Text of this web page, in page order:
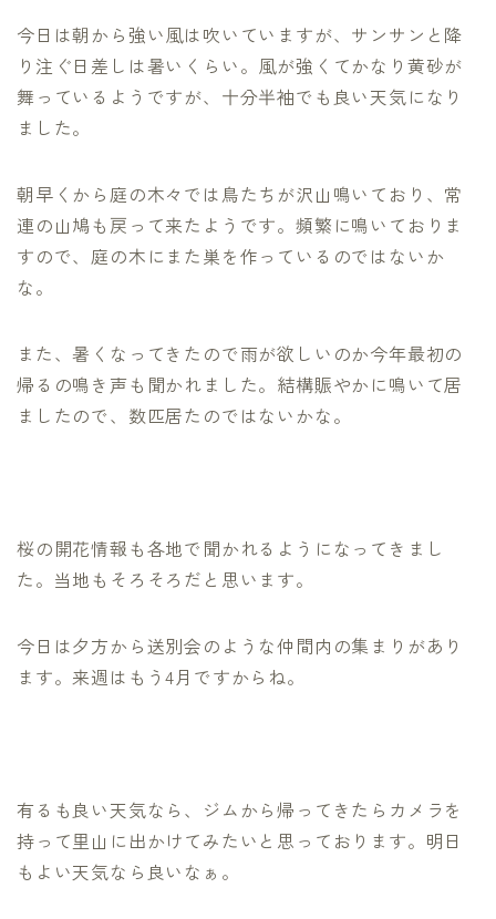
今日は朝から強い風は吹いていますが、サンサンと降
り注ぐ日差しは暑いくらい。風が強くてかなり黄砂が
舞っているようですが、十分半袖でも良い天気になり
ました。
朝早くから庭の木々では鳥たちが沢山鳴いており、常
連の山鳩も戻って来たようです。頻繁に鳴いておりま
すので、庭の木にまた巣を作っているのではないか
な。
また、暑くなってきたので雨が欲しいのか今年最初の
帰るの鳴き声も聞かれました。結構賑やかに鳴いて居
ましたので、数匹居たのではないかな。
桜の開花情報も各地で聞かれるようになってきまし
た。当地もそろそろだと思います。
今日は夕方から送別会のような仲間内の集まりがあり
ます。来週はもう4月ですからね。
有るも良い天気なら、ジムから帰ってきたらカメラを
持って里山に出かけてみたいと思っております。明日
もよい天気なら良いなぁ。